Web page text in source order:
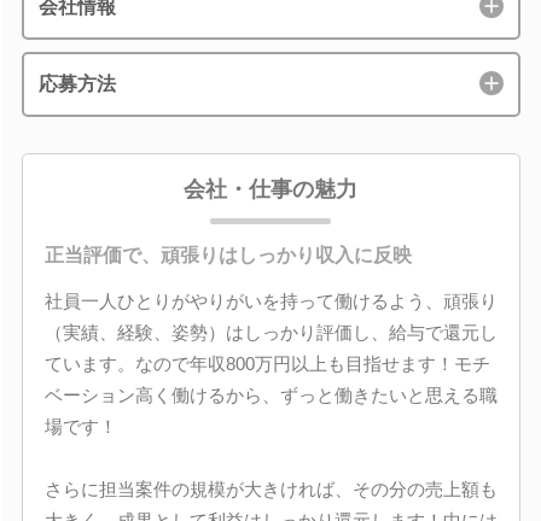
会社情報
応募方法
会社・仕事の魅力
正当評価で、頑張りはしっかり収入に反映
社員一人ひとりがやりがいを持って働けるよう、頑張り
（実績、経験、姿勢）はしっかり評価し、給与で還元し
ています。なので年収800万円以上も目指せます！モチ
ベーション高く働けるから、ずっと働きたいと思える職
場です！
さらに担当案件の規模が大きければ、その分の売上額も